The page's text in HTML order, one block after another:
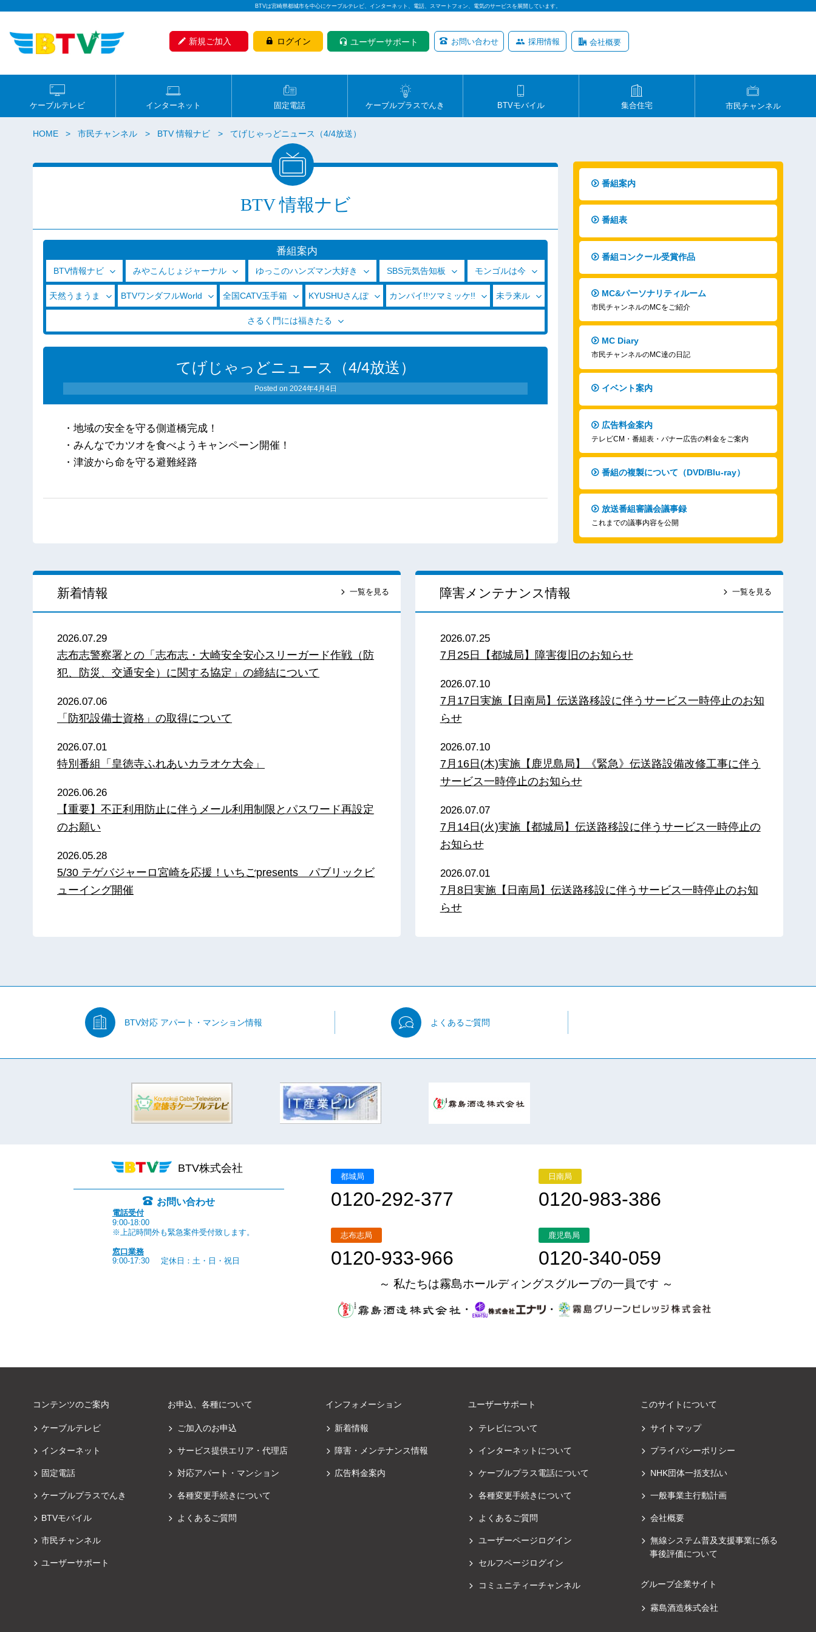
BTVは宮崎県都城市を中心にケーブルテレビ、インターネット、電話、スマートフォン、電気のサービスを展開しています。
新規ご加入 ログイン ユーザーサポート お問い合わせ 採用情報 会社概要
ケーブルテレビ インターネット 固定電話 ケーブルプラスでんき BTVモバイル 集合住宅 市民チャンネル
HOME 市民チャンネル BTV 情報ナビ てげじゃっどニュース（4/4放送）
BTV 情報ナビ
番組案内
BTV情報ナビ みやこんじょジャーナル ゆっこのハンズマン大好き SBS元気告知板 モンゴルは今
天然うまうま BTVワンダフルWorld 全国CATV玉手箱 KYUSHUさんぽ カンパイ!!ツマミッケ!! 未ラ来ル
さるく門には福きたる
てげじゃっどニュース（4/4放送）
Posted on 2024年4月4日
・地域の安全を守る側道橋完成！
・みんなでカツオを食べようキャンペーン開催！
・津波から命を守る避難経路
番組案内
番組表
番組コンクール受賞作品
MC&パーソナリティルーム
市民チャンネルのMCをご紹介
MC Diary
市民チャンネルのMC達の日記
イベント案内
広告料金案内
テレビCM・番組表・バナー広告の料金をご案内
番組の複製について（DVD/Blu-ray）
放送番組審議会議事録
これまでの議事内容を公開
新着情報 一覧を見る
2026.07.29
志布志警察署との「志布志・大崎安全安心スリーガード作戦（防
犯、防災、交通安全）に関する協定」の締結について
2026.07.06
「防犯設備士資格」の取得について
2026.07.01
特別番組「皇徳寺ふれあいカラオケ大会」
2026.06.26
【重要】不正利用防止に伴うメール利用制限とパスワード再設定
のお願い
2026.05.28
5/30 テゲバジャーロ宮崎を応援！いちごpresents パブリックビ
ューイング開催
障害メンテナンス情報 一覧を見る
2026.07.25
7月25日【都城局】障害復旧のお知らせ
2026.07.10
7月17日実施【日南局】伝送路移設に伴うサービス一時停止のお知
らせ
2026.07.10
7月16日(木)実施【鹿児島局】《緊急》伝送路設備改修工事に伴う
サービス一時停止のお知らせ
2026.07.07
7月14日(火)実施【都城局】伝送路移設に伴うサービス一時停止の
お知らせ
2026.07.01
7月8日実施【日南局】伝送路移設に伴うサービス一時停止のお知
らせ
BTV対応 アパート・マンション情報 よくあるご質問
BTV株式会社
お問い合わせ
電話受付
9:00-18:00
※上記時間外も緊急案件受付致します。
窓口業務
9:00-17:30
定休日：土・日・祝日
都城局
0120-292-377
日南局
0120-983-386
志布志局
0120-933-966
鹿児島局
0120-340-059
～ 私たちは霧島ホールディングスグループの一員です ～
・
・
コンテンツのご案内
ケーブルテレビ
インターネット
固定電話
ケーブルプラスでんき
BTVモバイル
市民チャンネル
ユーザーサポート
お申込、各種について
ご加入のお申込
サービス提供エリア・代理店
対応アパート・マンション
各種変更手続きについて
よくあるご質問
インフォメーション
新着情報
障害・メンテナンス情報
広告料金案内
ユーザーサポート
テレビについて
インターネットについて
ケーブルプラス電話について
各種変更手続きについて
よくあるご質問
ユーザーページログイン
セルフページログイン
コミュニティーチャンネル
このサイトについて
サイトマップ
プライバシーポリシー
NHK団体一括支払い
一般事業主行動計画
会社概要
無線システム普及支援事業に係る
事後評価について
グループ企業サイト
霧島酒造株式会社